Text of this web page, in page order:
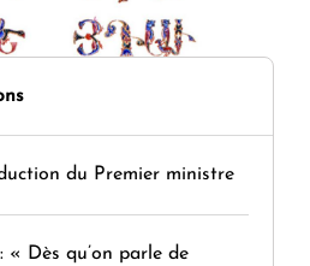
du Premier ministre
« Dès qu’on parle de